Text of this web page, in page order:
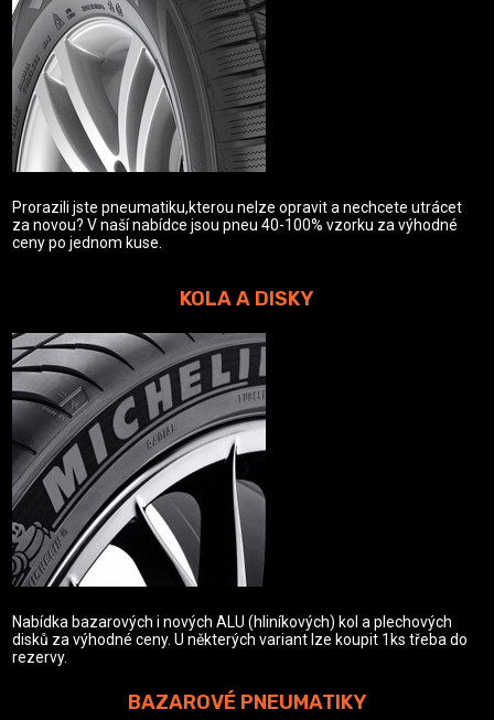
Prorazili jste pneumatiku,kterou nelze opravit a nechcete utrácet
za novou? V naší nabídce jsou pneu 40-100% vzorku za výhodné
ceny po jednom kuse.
KOLA A DISKY
Nabídka bazarových i nových ALU (hliníkových) kol a plechových
disků za výhodné ceny. U některých variant lze koupit 1ks třeba do
rezervy.
BAZAROVÉ PNEUMATIKY